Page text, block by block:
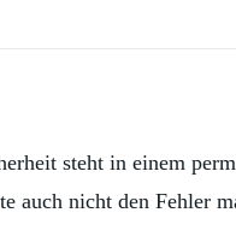
steht in einem
auch nicht den Fehler